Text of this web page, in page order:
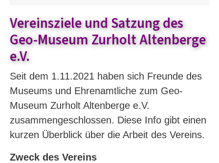
Vereinsziele und Satzung des
Geo-Museum Zurholt Altenberge
e.V.
Seit dem 1.11.2021 haben sich Freunde des
Museums und Ehrenamtliche zum Geo-
Museum Zurholt Altenberge e.V.
zusammengeschlossen. Diese Info gibt einen
kurzen Überblick über die Arbeit des Vereins.
Zweck des Vereins